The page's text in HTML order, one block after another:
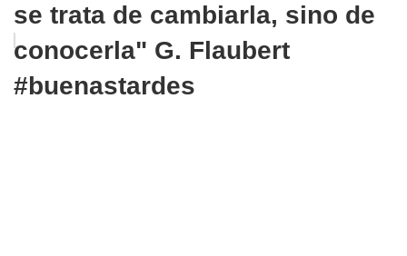
se trata de cambiarla, sino de
conocerla" G. Flaubert
#buenastardes